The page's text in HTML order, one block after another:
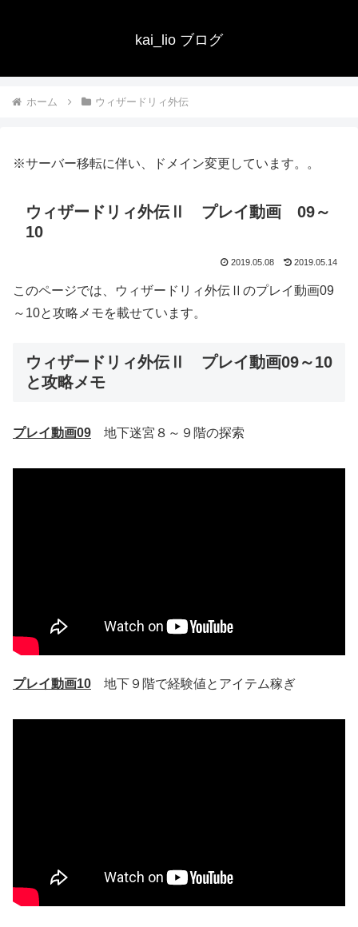
kai_lio ブログ
ホーム ウィザードリィ外伝
※サーバー移転に伴い、ドメイン変更しています。。
ウィザードリィ外伝Ⅱ プレイ動画 09～
10
2019.05.08 2019.05.14
このページでは、ウィザードリィ外伝Ⅱのプレイ動画09
～10と攻略メモを載せています。
ウィザードリィ外伝Ⅱ プレイ動画09～10
と攻略メモ
プレイ動画09 地下迷宮８～９階の探索
プレイ動画10 地下９階で経験値とアイテム稼ぎ